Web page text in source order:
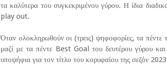
τα καλύτερα του συγκεκριμένου γύρου. Η ίδια
play out.
Όταν ολοκληρωθούν οι (τρεις) ψηφοφορίες, τα πέντε
μαζί με τα πέντε Best Goal του δευτέρου γύρου
υποψήφια για τον τίτλο του κορυφαίου της σεζόν